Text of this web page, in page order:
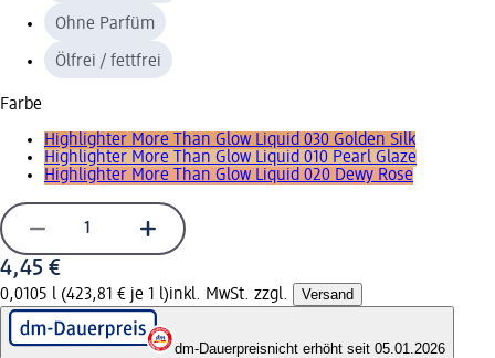
Ohne Parfüm
Ölfrei / fettfrei
Farbe
Highlighter More Than Glow Liquid 030 Golden Silk
Highlighter More Than Glow Liquid 010 Pearl Glaze
Highlighter More Than Glow Liquid 020 Dewy Rose
4,45 €
0,0105 l (423,81 € je 1 l)inkl. MwSt. zzgl. Versand
dm-Dauerpreisnicht erhöht seit 05.01.2026